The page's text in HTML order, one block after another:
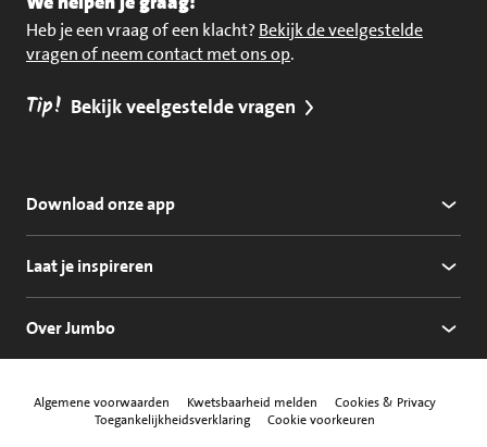
Heb je een vraag of een klacht? Bekijk de veelgestelde
vragen of neem contact met ons op.
Tip! Bekijk veelgestelde vragen
Download onze app
Laat je inspireren
Over Jumbo
Algemene voorwaarden Kwetsbaarheid melden
Cookies & Privacy
Toegankelijkheidsverklaring
Cookie voorkeuren